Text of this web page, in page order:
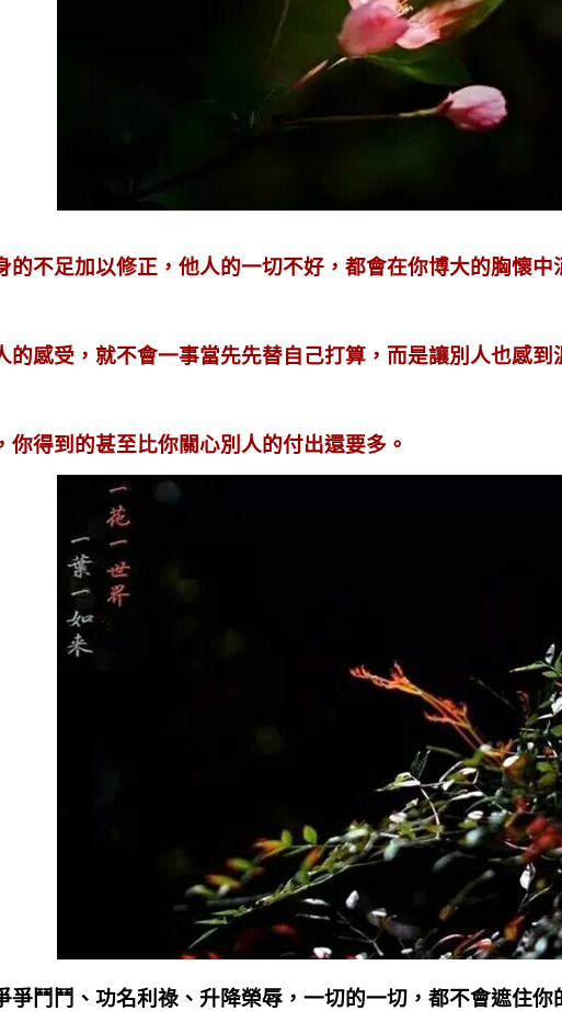
不足加以修正，他人的一切不好，都會在你博大的胸懷中
感受，就不會一事當先先替自己打算，而是讓別人也感到
得到的甚至比你關心別人的付出還要多。
鬥鬥、功名利祿、升降榮辱，一切的一切，都不會遮住你